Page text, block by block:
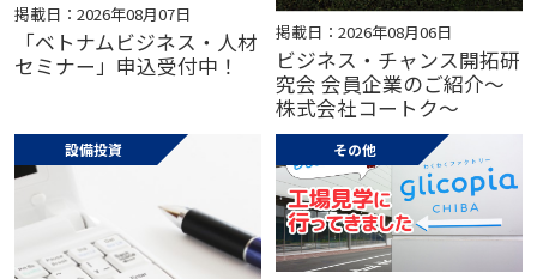
掲載日：2026年08月07日
「ベトナムビジネス・人材
セミナー」申込受付中！
掲載日：2026年08月06日
ビジネス・チャンス開拓研
究会 会員企業のご紹介～
株式会社コートク～
設備投資 その他